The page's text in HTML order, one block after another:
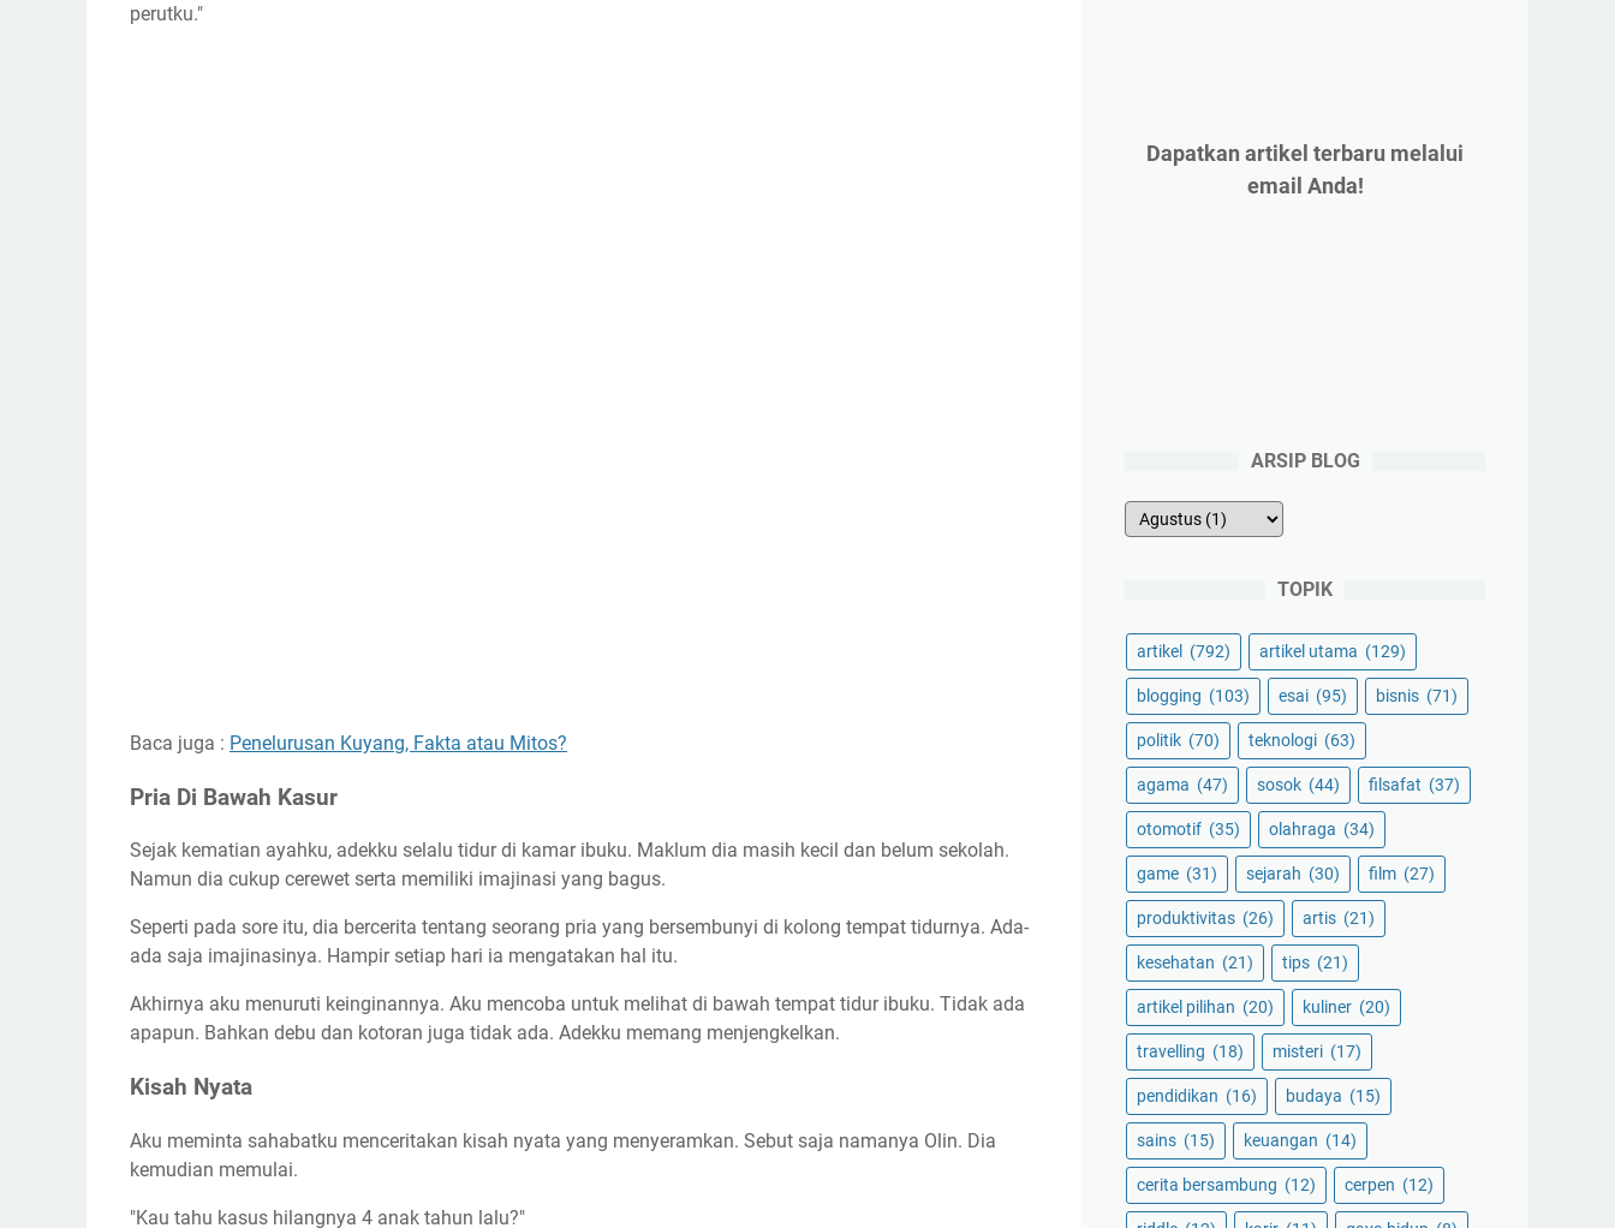
perutku."
Baca juga : Penelurusan Kuyang, Fakta atau Mitos?
Pria Di Bawah Kasur
Sejak kematian ayahku, adekku selalu tidur di kamar ibuku. Maklum dia masih kecil dan belum sekolah.
Namun dia cukup cerewet serta memiliki imajinasi yang bagus.
Seperti pada sore itu, dia bercerita tentang seorang pria yang bersembunyi di kolong tempat tidurnya. Ada-
ada saja imajinasinya. Hampir setiap hari ia mengatakan hal itu.
Akhirnya aku menuruti keinginannya. Aku mencoba untuk melihat di bawah tempat tidur ibuku. Tidak ada
apapun. Bahkan debu dan kotoran juga tidak ada. Adekku memang menjengkelkan.
Kisah Nyata
Aku meminta sahabatku menceritakan kisah nyata yang menyeramkan. Sebut saja namanya Olin. Dia
kemudian memulai.
"Kau tahu kasus hilangnya 4 anak tahun lalu?"
Dapatkan artikel terbaru melalui
email Anda!
ARSIP BLOG
TOPIK
artikel (792) artikel utama (129)
blogging (103) esai (95) bisnis (71)
politik (70) teknologi (63)
agama (47) sosok (44) filsafat (37)
otomotif (35) olahraga (34)
game (31) sejarah (30) film (27)
produktivitas (26) artis (21)
kesehatan (21) tips (21)
artikel pilihan (20) kuliner (20)
travelling (18) misteri (17)
pendidikan (16) budaya (15)
sains (15) keuangan (14)
cerita bersambung (12) cerpen (12)